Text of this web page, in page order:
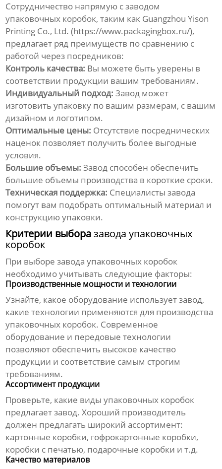
Сотрудничество напрямую сзаводом
упаковочных коробок, таким как Guangzhou Yison
Printing Co., Ltd. (https://www.packagingbox.ru/),
предлагает ряд преимуществ по сравнению с
работой через посредников:
Контроль качества: Вы можете быть уверены в
соответствии продукции вашим требованиям.
Индивидуальный подход: Завод может
изготовить упаковку по вашим размерам, с вашим
дизайном и логотипом.
Оптимальные цены: Отсутствие посреднических
наценок позволяет получить более выгодные
условия.
Большие объемы: Завод способен обеспечить
большие объемы производства в короткие сроки.
Техническая поддержка: Специалисты завода
помогут вам подобрать оптимальный материал и
конструкцию упаковки.
Критерии выборазавода упаковочных
коробок
При выборезавода упаковочных коробок
необходимо учитывать следующие факторы:
Производственные мощности и технологии
Узнайте, какое оборудование использует завод,
какие технологии применяются для производства
упаковочных коробок. Современное
оборудование и передовые технологии
позволяют обеспечить высокое качество
продукции и соответствие самым строгим
требованиям.
Ассортимент продукции
Проверьте, какие видыупаковочных коробок
предлагает завод. Хороший производитель
должен предлагать широкий ассортимент:
картонные коробки, гофрокартонные коробки,
коробки с печатью, подарочные коробки и т.д.
Качество материалов